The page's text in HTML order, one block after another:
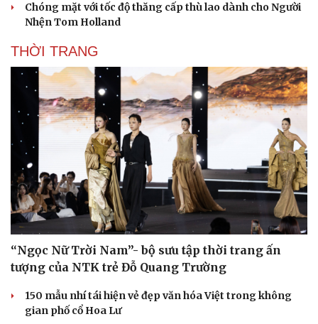
Chóng mặt với tốc độ thăng cấp thù lao dành cho Người
Nhện Tom Holland
THỜI TRANG
“Ngọc Nữ Trời Nam”- bộ sưu tập thời trang ấn
tượng của NTK trẻ Đỗ Quang Trường
150 mẫu nhí tái hiện vẻ đẹp văn hóa Việt trong không
gian phố cổ Hoa Lư